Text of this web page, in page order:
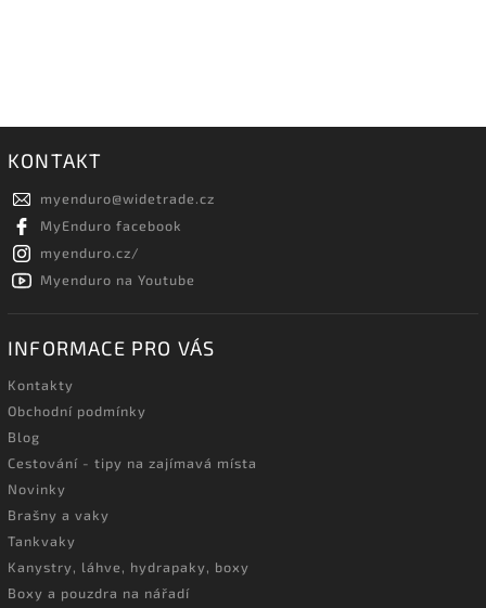
KONTAKT
myenduro@widetrade.cz
MyEnduro facebook
myenduro.cz/
Myenduro na Youtube
INFORMACE PRO VÁS
Kontakty
Obchodní podmínky
Blog
Cestování - tipy na zajímavá místa
Novinky
Brašny a vaky
Tankvaky
Kanystry, láhve, hydrapaky, boxy
Boxy a pouzdra na nářadí